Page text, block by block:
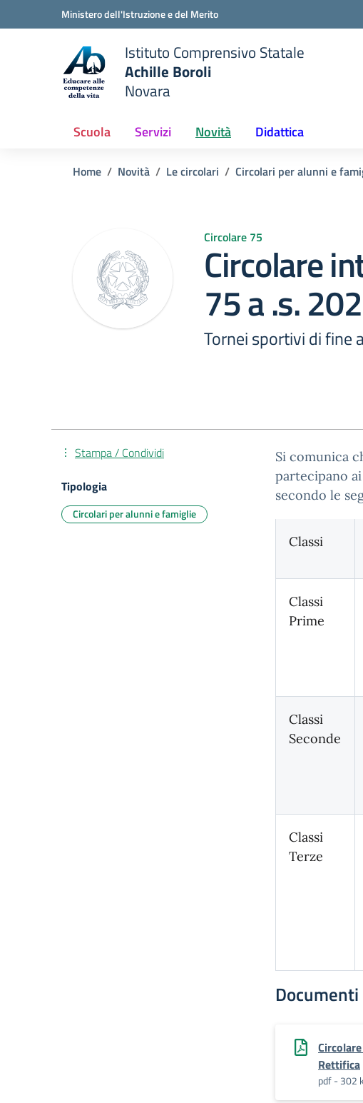
Vai ai contenuti
Vai al menu di navigazioneMinistero dell'Istruzione e del Merito
Istituto Comprensivo Statale
Achille Boroli
Novara
Scuola Servizi Novità Didattica
Home Novità Le circolari Circolari per alunni e
Circolare 75
Circolare
75 a .s.
Tornei sportivi di fine
Si comunica
partecipano
secondo le
Classi
Classi
Prime
Classi
Seconde
Classi
Terze
Documenti
Rettifica
pdf - 302
Stampa / Condividi
Tipologia
Circolari per alunni e famiglie